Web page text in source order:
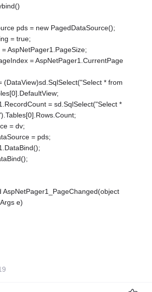
pds = new PagedDataSource();
= true;
AspNetPager1.PageSize;
= AspNetPager1.CurrentPage
(DataView)sd.SqlSelect("Select * from
= sd.SqlSelect("Select *
= dv;
= pds;
AspNetPager1_PageChanged(object
e)